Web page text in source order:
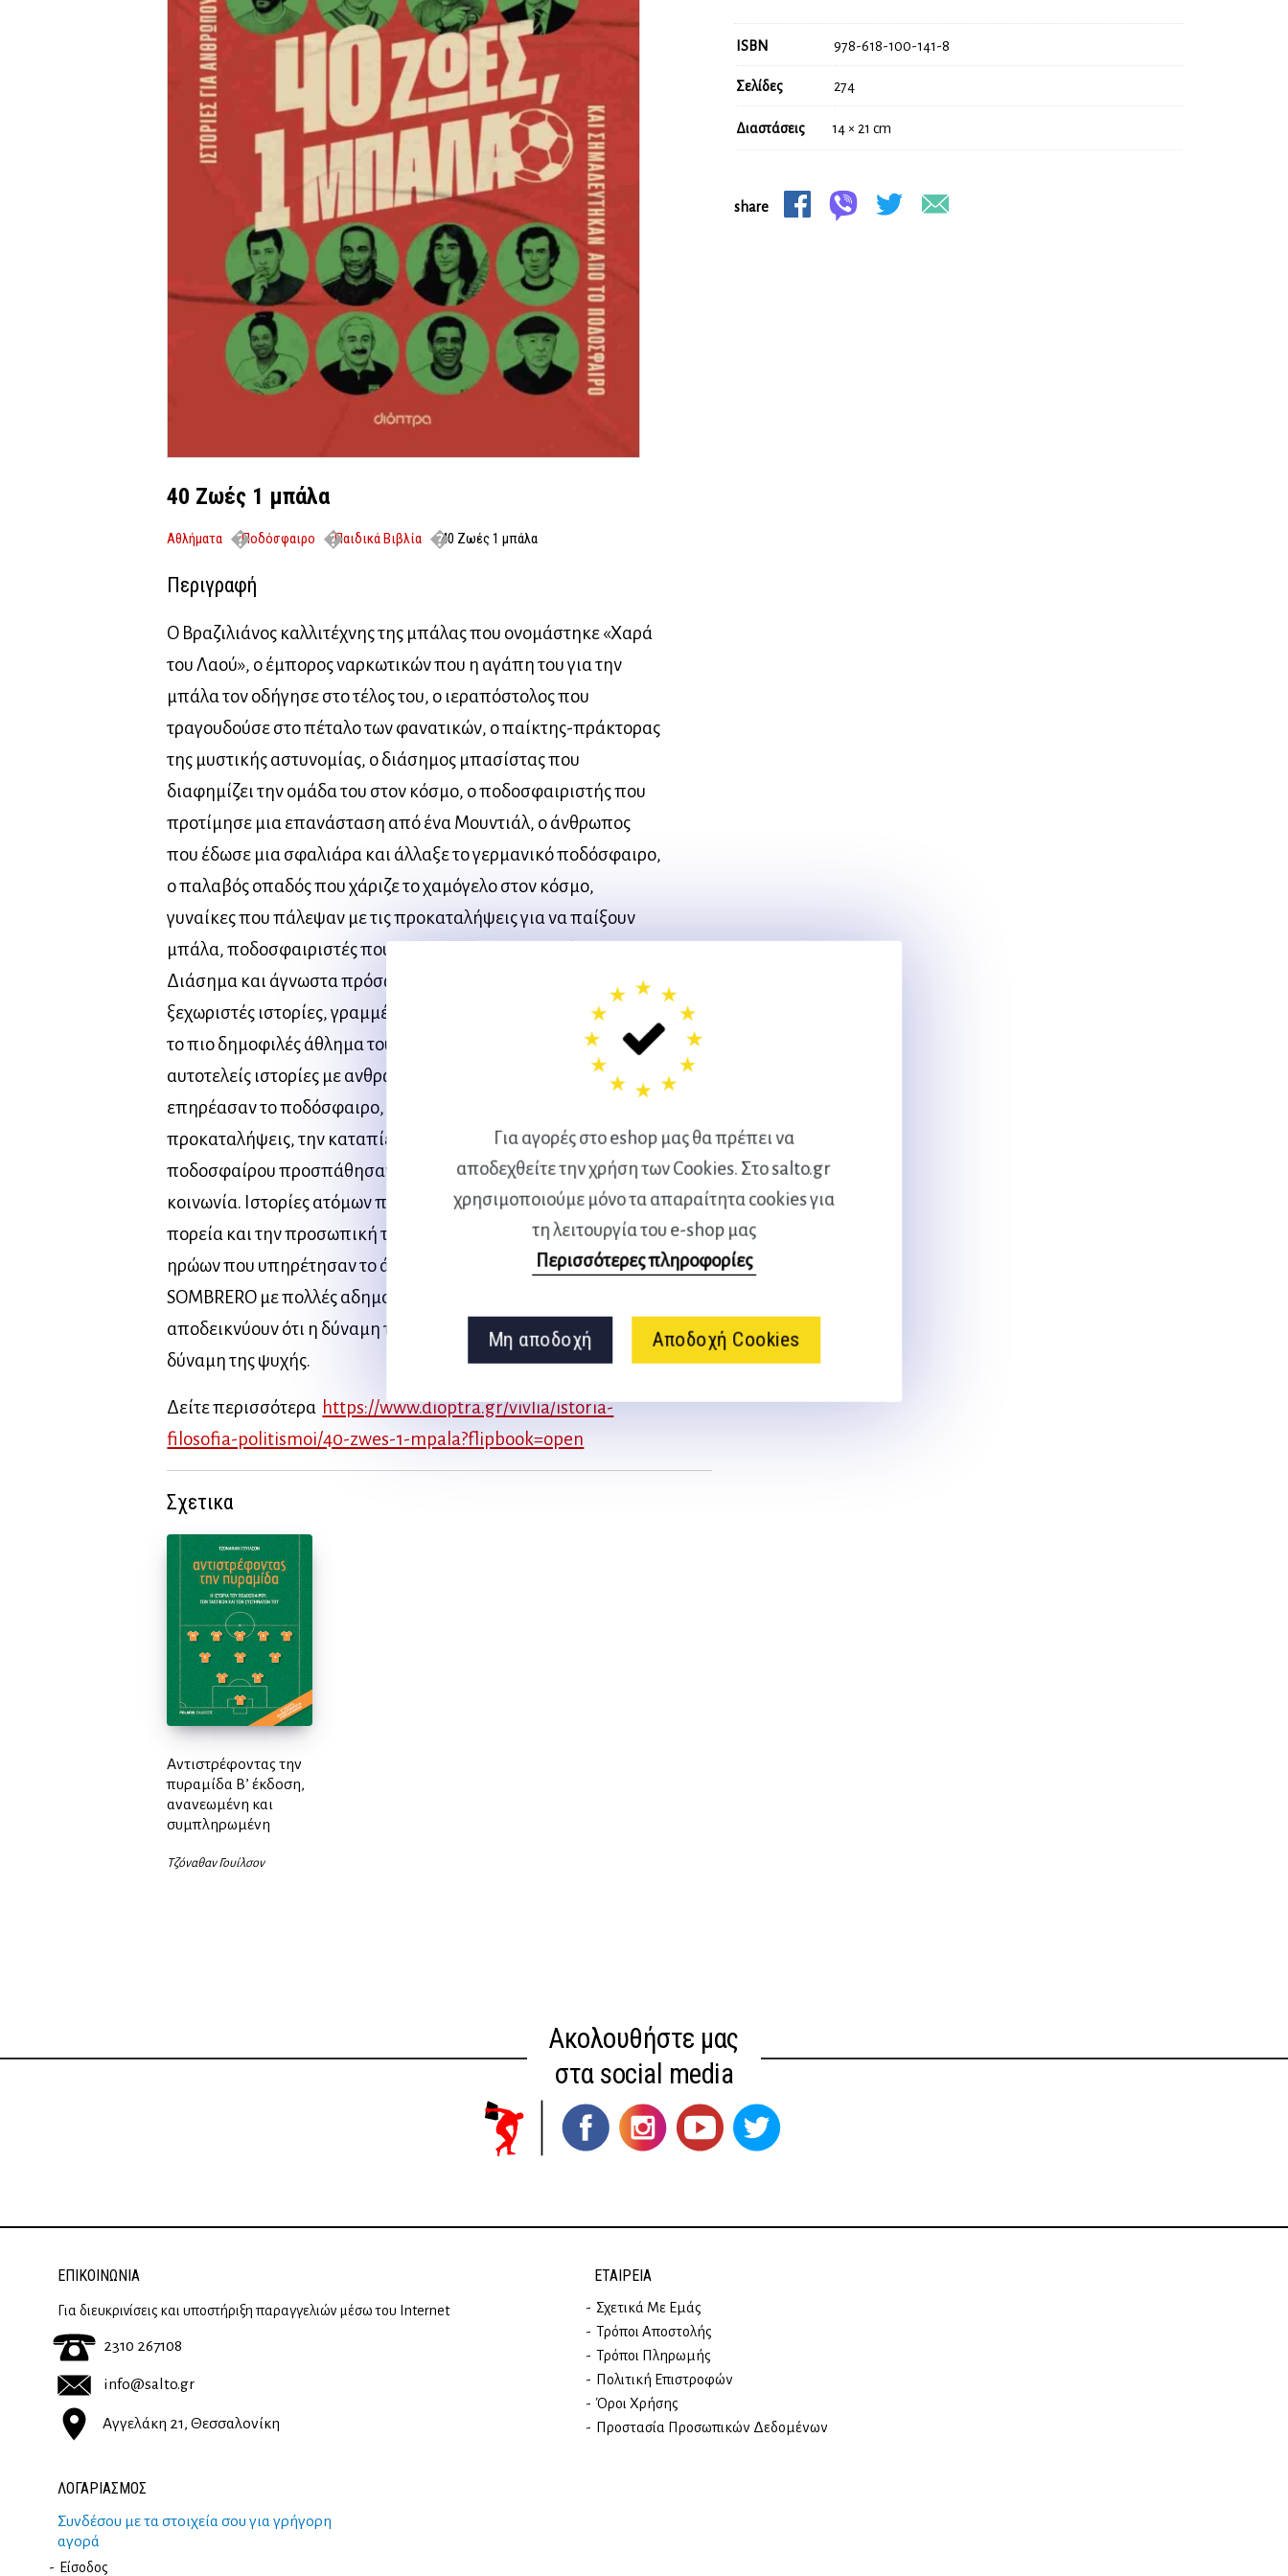
Για αγορές στο eshop μας θα πρέπει να
αποδεχθείτε την χρήση των Cookies. Στο salto.gr
χρησιμοποιούμε μόνο τα απαραίτητα cookies για
τη λειτουργία του e-shop μας
Περισσότερες πληροφορίες
Μη αποδοχή Αποδοχή Cookies
Διαστάσεις 14 × 21 cm
ISBN 978-618-100-141-8
Σελίδες 274
share
40 Ζωές 1 μπάλα
Αθλήματα Ποδόσφαιρο Παιδικά Βιβλία 40 Ζωές 1 μπάλα
Περιγραφή
Ο Βραζιλιάνος καλλιτέχνης της μπάλας που ονομάστηκε «Χαρά
του Λαού», ο έμπορος ναρκωτικών που η αγάπη του για την
μπάλα τον οδήγησε στο τέλος του, ο ιεραπόστολος που
τραγουδούσε στο πέταλο των φανατικών, ο παίκτης-πράκτορας
της μυστικής αστυνομίας, ο διάσημος μπασίστας που
διαφημίζει την ομάδα του στον κόσμο, ο ποδοσφαιριστής που
προτίμησε μια επανάσταση από ένα Μουντιάλ, ο άνθρωπος
που έδωσε μια σφαλιάρα και άλλαξε το γερμανικό ποδόσφαιρο,
ο παλαβός οπαδός που χάριζε το χαμόγελο στον κόσμο,
γυναίκες που πάλεψαν με τις προκαταλήψεις για να παίξουν
μπάλα, ποδοσφαιριστές που τα έβαλαν με δικτατορίες.
Διάσημα και άγνωστα πρόσωπα πρωταγωνιστούν σε σαράντα
ξεχωριστές ιστορίες, γραμμένες με συγκίνηση και χιούμορ, για
το πιο δημοφιλές άθλημα του κόσμου, το ποδόσφαιρο. 40
αυτοτελείς ιστορίες με ανθρώπους που με κάποιο τρόπο
επηρέασαν το ποδόσφαιρο, που έδωσαν μάχη με τις
προκαταλήψεις, την καταπίεση και την αδικία και μέσω του
ποδοσφαίρου προσπάθησαν να φέρουν την αλλαγή στην
κοινωνία. Ιστορίες ατόμων που το ποδόσφαιρο καθόρισε την
πορεία και την προσωπική τους ζωή και ιστορίες αφανών
ηρώων που υπηρέτησαν το άθλημα. Από τους αγαπημένους
SOMBRERO με πολλές αδημοσίευτες ιστορίες που
αποδεικνύουν ότι η δύναμη του ποδοσφαίρου αντανακλά τη
δύναμη της ψυχής.
Δείτε περισσότερα https://www.dioptra.gr/vivlia/istoria-
filosofia-politismoi/40-zwes-1-mpala?flipbook=open
Σχετικα
Αντιστρέφοντας την
πυραμίδα Β’ έκδοση,
ανανεωμένη και
συμπληρωμένη
Τζόναθαν Γουίλσον
Ακολουθήστε μας
στα social media
ΕΠΙΚΟΙΝΩΝΊΑ
Για διευκρινίσεις και υποστήριξη παραγγελιών μέσω του Internet
2310 267108
info@salto.gr
Αγγελάκη 21, Θεσσαλονίκη
ΕΤΑΙΡΕΊΑ
Σχετικά Με Εμάς
Τρόποι Αποστολής
Τρόποι Πληρωμής
Πολιτική Επιστροφών
Όροι Χρήσης
Προστασία Προσωπικών Δεδομένων
ΛΟΓΑΡΙΑΣΜΟΣ
Συνδέσου με τα στοιχεία σου για γρήγορη
αγορά
Είσοδος